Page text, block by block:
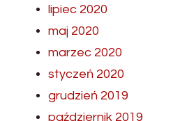
lipiec 2020
maj 2020
marzec 2020
styczeń 2020
grudzień 2019
październik 2019